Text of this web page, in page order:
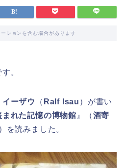
ションを含む場合があります
。
イーザウ （ Ralf Isau ）が書い
まれた記憶の博物館 』（酒寄
を読みました。